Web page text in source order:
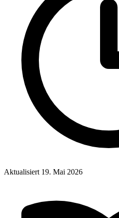
Aktualisiert 19. Mai 2026